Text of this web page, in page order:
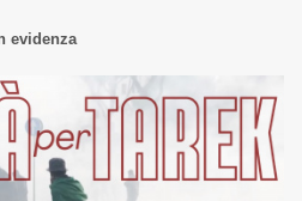
evidenza